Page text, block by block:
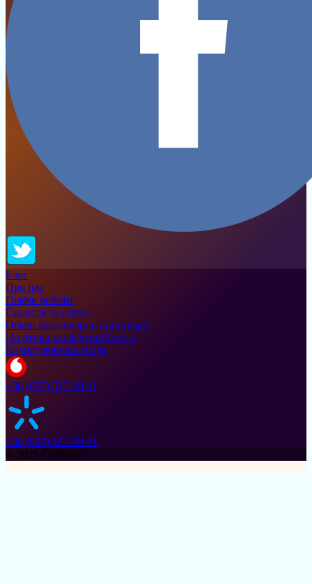
Блог
Про нас
Графік роботи
Гарантія та сервіс
Обмін або повернення товару
Політика конфіденційності
Користувацька угода
+38 (095) 513-00-11
+38 (093) 513-00-11
© 2025 Cylinder